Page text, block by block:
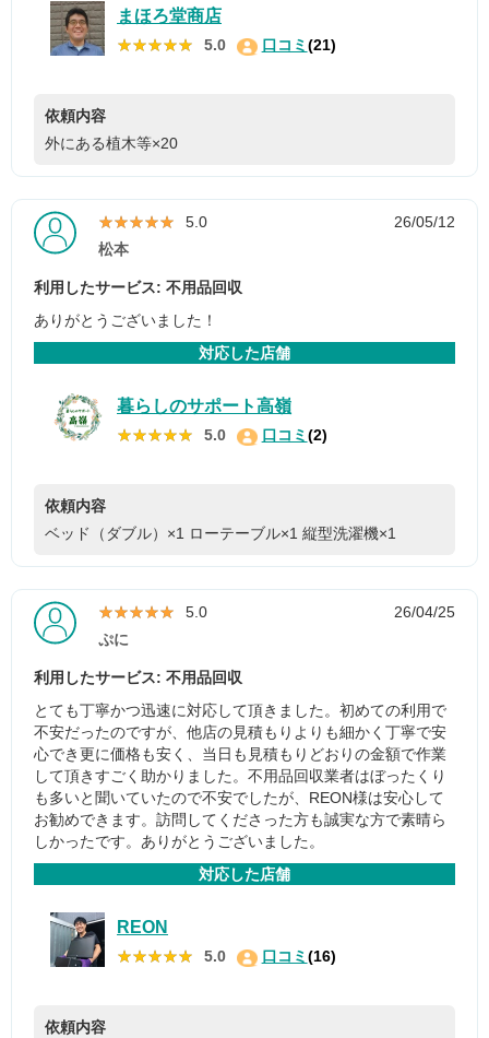
まほろ堂商店
★★★★★
★★★★★ 5.0 口コミ(21)
依頼内容
外にある植木等×20
★★★★★
★★★★★ 5.0
26/05/12
松本
利用したサービス: 不用品回収
ありがとうございました！
対応した店舗
暮らしのサポート高嶺
★★★★★
★★★★★ 5.0 口コミ(2)
依頼内容
ベッド（ダブル）×1 ローテーブル×1 縦型洗濯機×1
★★★★★
★★★★★ 5.0
26/04/25
ぷに
利用したサービス: 不用品回収
とても丁寧かつ迅速に対応して頂きました。初めての利用で
不安だったのですが、他店の見積もりよりも細かく丁寧で安
心でき更に価格も安く、当日も見積もりどおりの金額で作業
して頂きすごく助かりました。不用品回収業者はぼったくり
も多いと聞いていたので不安でしたが、REON様は安心して
お勧めできます。訪問してくださった方も誠実な方で素晴ら
しかったです。ありがとうございました。
対応した店舗
REON
★★★★★
★★★★★ 5.0 口コミ(16)
依頼内容